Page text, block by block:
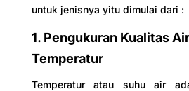
untuk jenisnya yitu dimulai dari :
1. Pengukuran Kualitas
Temperatur
Temperatur atau suhu air